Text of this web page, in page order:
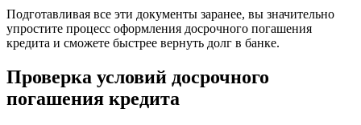
Подготавливая все эти документы заранее, вы значительно
упростите процесс оформления досрочного погашения
кредита и сможете быстрее вернуть долг в банке.
Проверка условий досрочного
погашения кредита